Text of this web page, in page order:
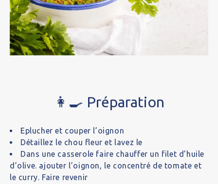
👩‍🍳 Préparation
Eplucher et couper l’oignon
Détaillez le chou fleur et lavez le
Dans une casserole faire chauffer un filet d’huile
d’olive. ajouter l’oignon, le concentré de tomate et
le curry. Faire revenir